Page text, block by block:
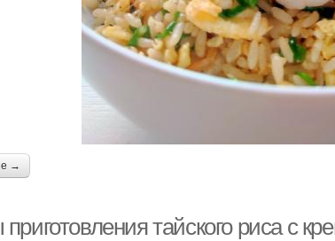
→
тайского риса с